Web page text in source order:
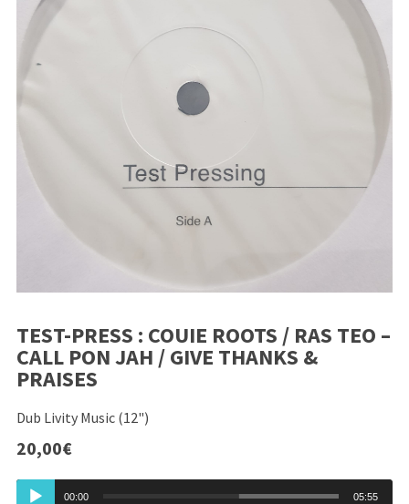
TEST-PRESS : COUIE ROOTS / RAS TEO –
CALL PON JAH / GIVE THANKS &
PRAISES
Dub Livity Music (12")
20,00€
Lecteur
00:00 05:55